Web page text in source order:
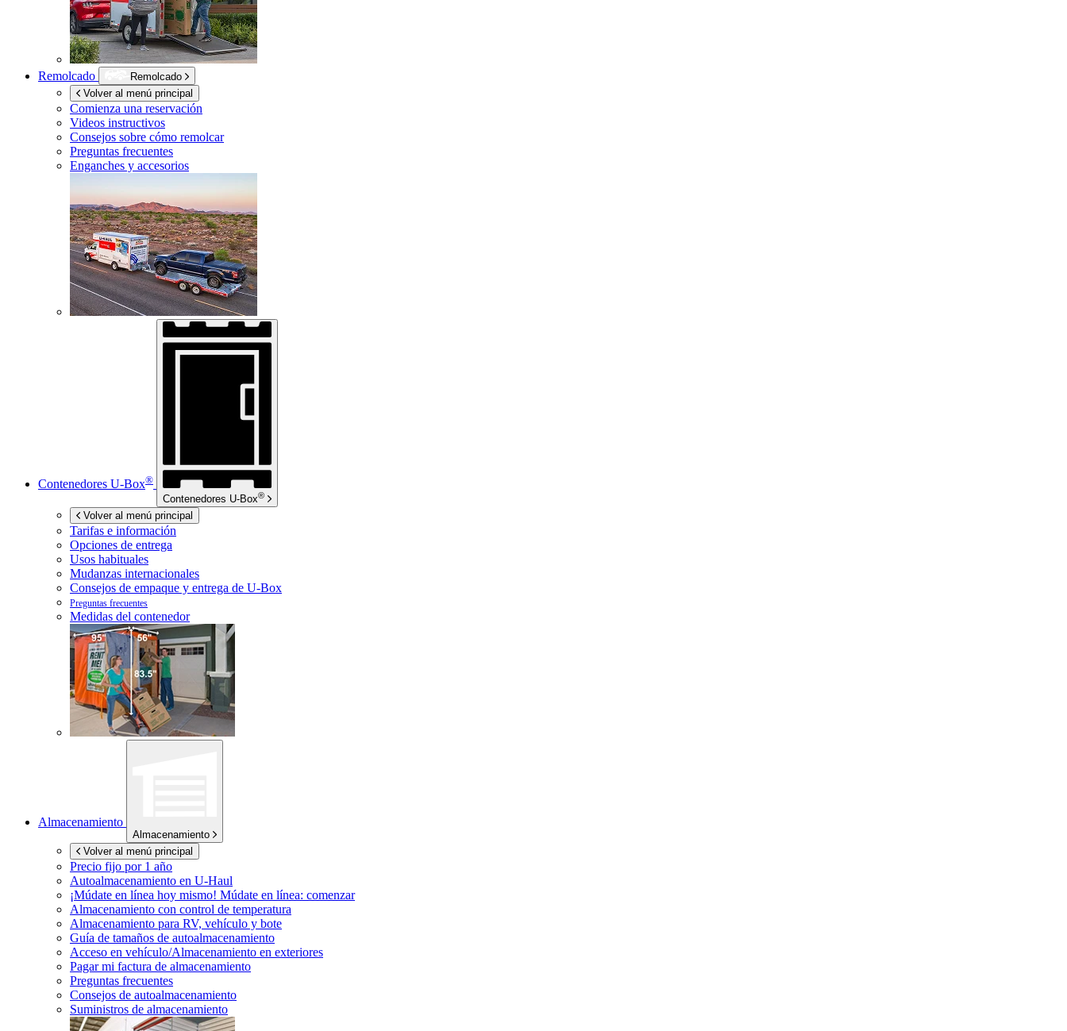
Remolcado
Remolcado
Volver al menú principal
Comienza una reservación
Videos instructivos
Consejos sobre cómo remolcar
Preguntas frecuentes
Enganches y accesorios
Contenedores U-Box®
Contenedores U-Box®
Volver al menú principal
Tarifas e información
Opciones de entrega
Usos habituales
Mudanzas internacionales
Consejos de empaque y entrega de U-Box
Preguntas frecuentes
Medidas del contenedor
Almacenamiento
Almacenamiento
Volver al menú principal
Precio fijo por 1 año
Autoalmacenamiento en U-Haul
¡Múdate en línea hoy mismo! Múdate en línea: comenzar
Almacenamiento con control de temperatura
Almacenamiento para RV, vehículo y bote
Guía de tamaños de autoalmacenamiento
Acceso en vehículo/Almacenamiento en exteriores
Pagar mi factura de almacenamiento
Preguntas frecuentes
Consejos de autoalmacenamiento
Suministros de almacenamiento